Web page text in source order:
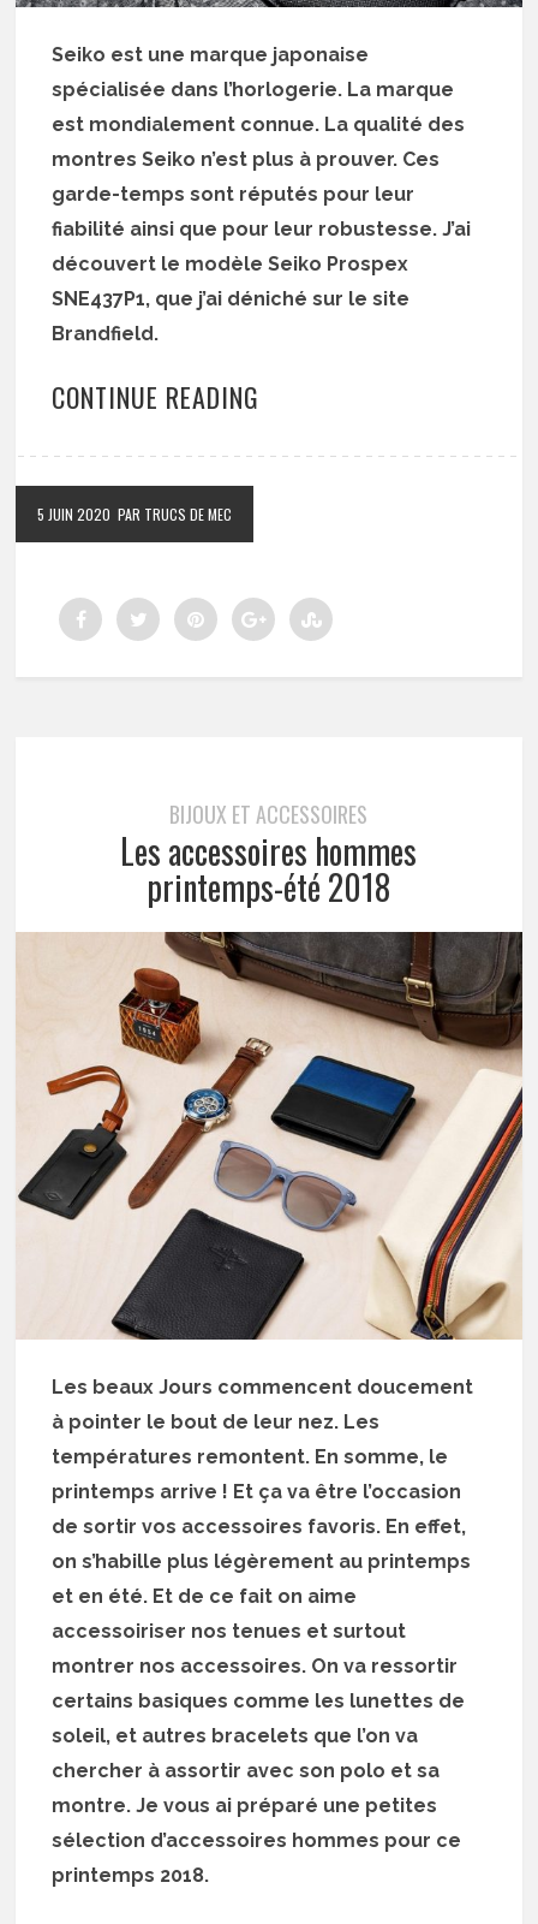
Seiko est une marque japonaise
spécialisée dans l’horlogerie. La marque
est mondialement connue. La qualité des
montres Seiko n’est plus à prouver. Ces
garde-temps sont réputés pour leur
fiabilité ainsi que pour leur robustesse. J’ai
découvert le modèle Seiko Prospex
SNE437P1, que j’ai déniché sur le site
Brandfield.
CONTINUE READING
5 JUIN 2020 PAR TRUCS DE MEC
BIJOUX ET ACCESSOIRES
Les accessoires hommes
printemps-été 2018
Les beaux Jours commencent doucement
à pointer le bout de leur nez. Les
températures remontent. En somme, le
printemps arrive ! Et ça va être l’occasion
de sortir vos accessoires favoris. En effet,
on s’habille plus légèrement au printemps
et en été. Et de ce fait on aime
accessoiriser nos tenues et surtout
montrer nos accessoires. On va ressortir
certains basiques comme les lunettes de
soleil, et autres bracelets que l’on va
chercher à assortir avec son polo et sa
montre. Je vous ai préparé une petites
sélection d’accessoires hommes pour ce
printemps 2018.